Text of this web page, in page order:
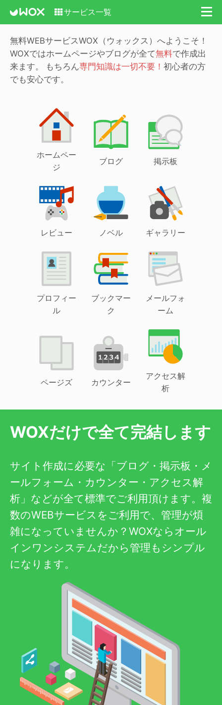
サービス一覧
無料WEBサービスWOX（ウォックス）へようこそ！
WOXではホームページやブログが全て無料で作成出
来ます。
もちろん専門知識は一切不要！ 初心者の方
でも安心です。
ホームペー
ジ
ブログ 掲示板
レビュー ノベル ギャラリー
プロフィー
ル
ブックマー
ク
メールフォ
ーム
ページズ カウンター
アクセス解
析
WOXだけで全て完結します
サイト作成に必要な「ブログ・掲示板・メ
ールフォーム・カウンター・アクセス解
析」などが全て標準でご利用頂けます。複
数のWEBサービスをご利用で、管理が煩
雑になっていませんか？WOXならオール
インワンシステムだから管理もシンプル
になります。